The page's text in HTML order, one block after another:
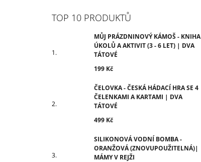
TOP 10 PRODUKTŮ
MŮJ PRÁZDNINOVÝ KÁMOŠ - KNIHA
ÚKOLŮ A AKTIVIT (3 - 6 LET) | DVA
TÁTOVÉ
199 Kč
ČELOVKA - ČESKÁ HÁDACÍ HRA SE 4
ČELENKAMI A KARTAMI | DVA
TÁTOVÉ
499 Kč
SILIKONOVÁ VODNÍ BOMBA -
ORANŽOVÁ (ZNOVUPOUŽITELNÁ)|
MÁMY V REJŽI